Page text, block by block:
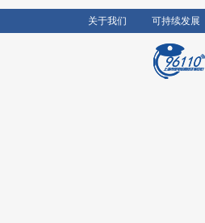
关于我们 可持续发展